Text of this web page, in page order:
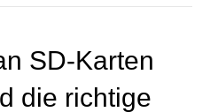
SD-Karten
die richtige